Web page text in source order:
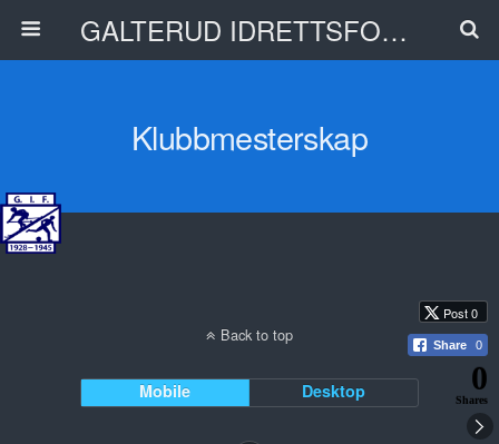
GALTERUD IDRETTSFORENING
Klubbmesterskap
Back to top
Mobile Desktop
Post 0
Share 0
0
Shares